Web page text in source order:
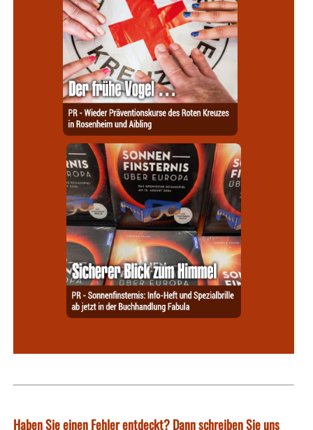
Haben Sie einen Fehler entdeckt? Dann schreiben Sie uns